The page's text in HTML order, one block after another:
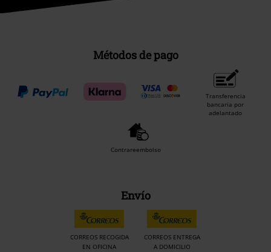
Métodos de pago
Transferencia
bancaria por
adelantado
Contrareembolso
Envío
CORREOS RECOGIDA
EN OFICINA
CORREOS ENTREGA
A DOMICILIO